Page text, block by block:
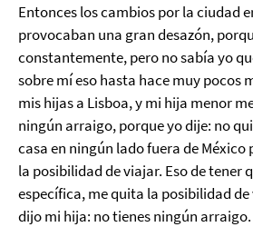
Entonces los cambios por la ciudad
provocaban una gran desazón,
constantemente, pero no sabía yo
sobre mí eso hasta hace muy pocos
mis hijas a Lisboa, y mi hija menor
ningún arraigo, porque yo dije: no
casa en ningún lado fuera de México
la posibilidad de viajar. Eso de tener
específica, me quita la posibilidad
dijo mi hija: no tienes ningún